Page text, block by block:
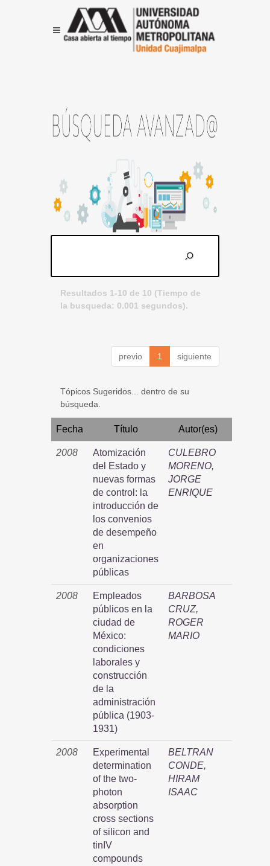
Resultados 1-10 de 10 (Tiempo de
la busqueda: 0.001 segundos).
previo 1 siguiente
Tópicos Sugeridos... dentro de su
búsqueda.
Fecha Título Autor(es)
2008
Atomización
del Estado y
nuevas formas
de control: la
introducción de
los convenios
de desempeño
en
organizaciones
públicas
CULEBRO
MORENO,
JORGE
ENRIQUE
2008
Empleados
públicos en la
ciudad de
México:
condiciones
laborales y
construcción
de la
administración
pública (1903-
1931)
BARBOSA
CRUZ,
ROGER
MARIO
2008
Experimental
determination
of the two-
photon
absorption
cross sections
of silicon and
tinIV
compounds
BELTRAN
CONDE,
HIRAM
ISAAC